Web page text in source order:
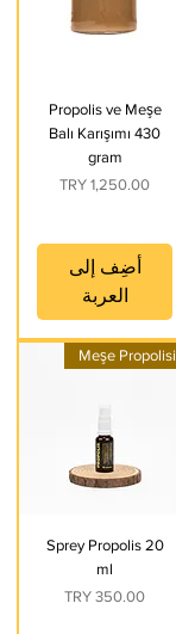
Propolis ve Meşe
Balı Karışımı 430
gram
السعر
أضِف إلى
العربة
Meşe Propolisi
Sprey Propolis 20
ml
السعر